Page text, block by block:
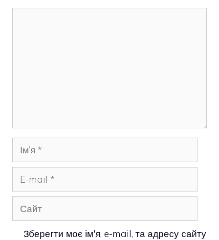
Ім’я
mail
Сайт
Зберегти моє ім'я, e-mail, та адресу сайту